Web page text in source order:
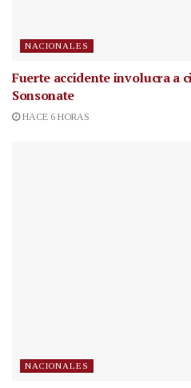
NACIONALES
Fuerte accidente involucra a
Sonsonate
HACE 6 HORAS
NACIONALES